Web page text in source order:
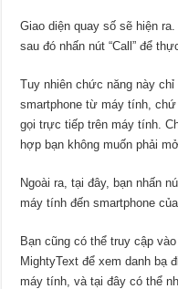
Giao diện quay số sẽ hiện
sau đó nhấn nút “Call” để
Tuy nhiên chức năng này
smartphone từ máy tính,
gọi trực tiếp trên máy tính.
hợp bạn không muốn phải
Ngoài ra, tại đây, bạn nhấn
máy tính đến smartphone của
Bạn cũng có thể truy cập
MightyText để xem danh bạ
máy tính, và tại đây có thể